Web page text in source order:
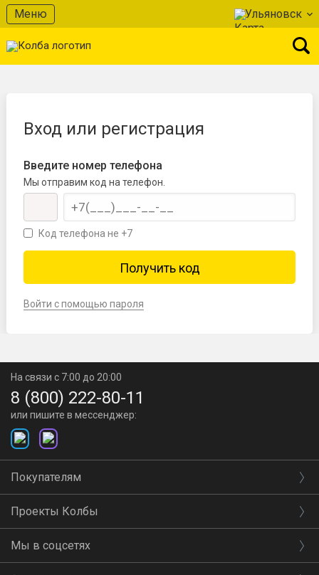
Меню Ульяновск
Вход или регистрация
Введите номер телефона
Мы отправим код на телефон.
Код телефона не +7
Войти с помощью пароля
На связи с 7:00 до 20:00
8 (800) 222-80-11
или пишите в мессенджер:
Покупателям
Проекты Колбы
Мы в соцсетях